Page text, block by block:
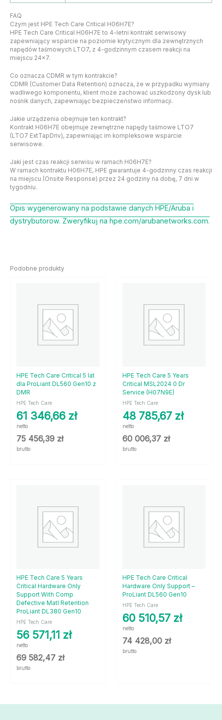
FAQ
Czym jest HPE Tech Care Critical H06H7E?
HPE Tech Care Critical H06H7E to 4-letni kontrakt serwisowy
zapewniający wsparcie na poziomie krytycznym dla zewnętrznych
napędów taśmowych LTO7, z 4-godzinnym czasem reakcji na
miejscu 24×7.
Co oznacza CDMR w tym kontrakcie?
CDMR (Customer Data Retention) oznacza, że w przypadku wymiany
wadliwego komponentu, klient może zachować uszkodzony dysk lub
nośnik danych, zapewniając bezpieczeństwo informacji.
Jakie urządzenia obejmuje ten kontrakt?
Kontrakt H06H7E obejmuje zewnętrzne napędy taśmowe LTO7
(LTO7 ExtTapDriv), zapewniając im kompleksowe wsparcie
serwisowe.
Jaki jest czas reakcji serwisu w ramach H06H7E?
W ramach kontraktu H06H7E, HPE gwarantuje 4-godzinny czas reakcji
na miejscu (Onsite Response) przez 24 godziny na dobę, 7 dni w
tygodniu.
Opis wygenerowany na podstawie danych HPE/Aruba i
dystrybutorow. Zweryfikuj na hpe.com/arubanetworks.com.
Podobne produkty
HPE Tech Care Critical 5 lat
dla ProLiant DL560 Gen10 z
DMR
HPE Tech Care
61 346,66 zł
netto
75 456,39 zł
brutto
HPE Tech Care 5 Years
Critical MSL2024 0 Dr
Service (H07N9E)
HPE Tech Care
48 785,67 zł
netto
60 006,37 zł
brutto
HPE Tech Care 5 Years
Critical Hardware Only
Support With Comp
Defective Matl Retention
ProLiant DL380 Gen10
HPE Tech Care
56 571,11 zł
netto
69 582,47 zł
brutto
HPE Tech Care Critical
Hardware Only Support –
ProLiant DL560 Gen10
HPE Tech Care
60 510,57 zł
netto
74 428,00 zł
brutto